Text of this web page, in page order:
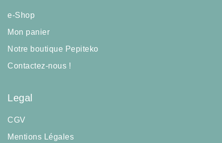
e-Shop
Mon panier
Notre boutique Pepiteko
Contactez-nous !
Legal
CGV
Mentions Légales